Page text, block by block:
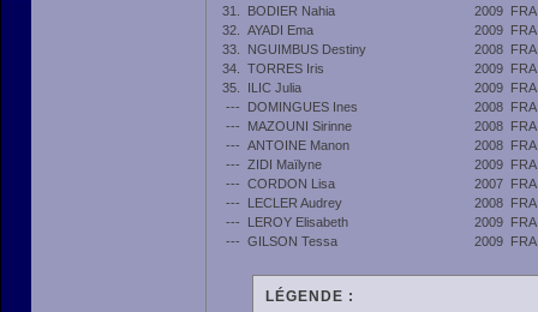
31.
BODIER Nahia 2009 FRA
32.
AYADI Ema 2009 FRA
33.
NGUIMBUS Destiny 2008 FRA
34.
TORRES Iris 2009 FRA
35.
ILIC Julia 2009 FRA
---
DOMINGUES Ines 2008 FRA
---
MAZOUNI Sirinne 2008 FRA
--- ANTOINE Manon 2008 FRA
--- ZIDI Maïlyne 2009 FRA
--- CORDON Lisa 2007 FRA
---
LECLER Audrey 2008 FRA
---
LEROY Elisabeth 2009 FRA
--- GILSON Tessa 2009 FRA
LÉGENDE :